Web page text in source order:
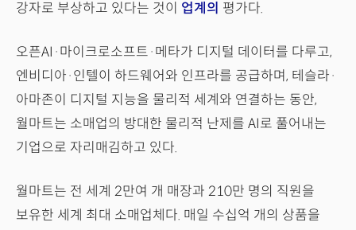
강자로 부상하고 있다는 것이 업계의 평가다.
오픈AI·마이크로소프트·메타가 디지털 데이터를 다루고,
엔비디아·인텔이 하드웨어와 인프라를 공급하며, 테슬라·
아마존이 디지털 지능을 물리적 세계와 연결하는 동안,
월마트는 소매업의 방대한 물리적 난제를 AI로 풀어내는
기업으로 자리매김하고 있다.
월마트는 전 세계 2만여 개 매장과 210만 명의 직원을
보유한 세계 최대 소매업체다. 매일 수십억 개의 상품을